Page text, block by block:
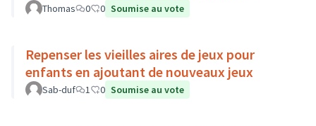
Thomas 0 0 Soumise au vote
Repenser les vieilles aires de jeux pour
enfants en ajoutant de nouveaux jeux
Sab-duf 1 0 Soumise au vote